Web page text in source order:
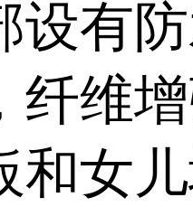
设有
纤维
和女